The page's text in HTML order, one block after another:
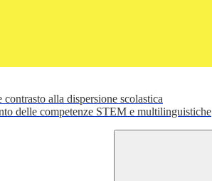
alla dispersione scolastica
delle competenze STEM e multilinguistiche